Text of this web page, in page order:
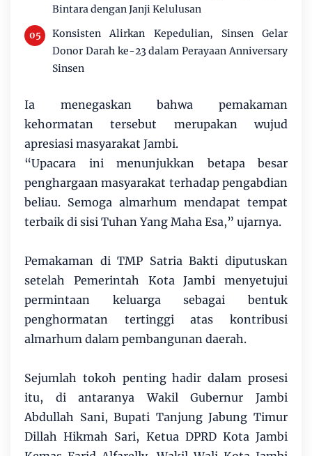
Bintara dengan Janji Kelulusan
Konsisten Alirkan Kepedulian, Sinsen Gelar
Donor Darah ke-23 dalam Perayaan Anniversary
Sinsen
Ia menegaskan bahwa pemakaman
kehormatan tersebut merupakan wujud
apresiasi masyarakat Jambi.
“Upacara ini menunjukkan betapa besar
penghargaan masyarakat terhadap pengabdian
beliau. Semoga almarhum mendapat tempat
terbaik di sisi Tuhan Yang Maha Esa,” ujarnya.
Pemakaman di TMP Satria Bakti diputuskan
setelah Pemerintah Kota Jambi menyetujui
permintaan keluarga sebagai bentuk
penghormatan tertinggi atas kontribusi
almarhum dalam pembangunan daerah.
Sejumlah tokoh penting hadir dalam prosesi
itu, di antaranya Wakil Gubernur Jambi
Abdullah Sani, Bupati Tanjung Jabung Timur
Dillah Hikmah Sari, Ketua DPRD Kota Jambi